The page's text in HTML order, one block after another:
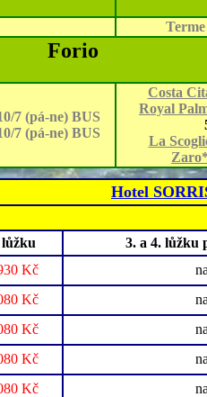
Forio
7 (pá-ne) BUS
7 (pá-ne) BUS
Costa
Royal
La
Hotel
lůžku 3. a 4. lůžku
Kč
Kč
Kč
Kč
Kč